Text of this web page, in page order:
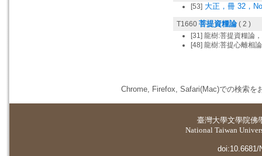
[53] 大正，冊 32，
T1660 菩提資糧論 ( 2 )
[31] 龍樹:菩提資糧論，
[48] 龍樹:菩提心離相
Chrome, Firefox, Safari(Mac)での検索を
臺灣大學文學院佛
National Taiwan
doi:10.6681/